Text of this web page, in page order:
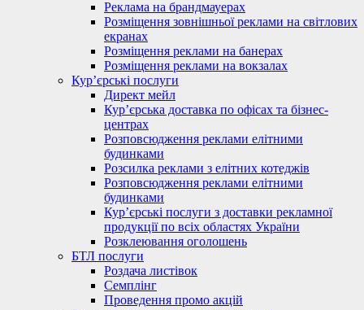
Реклама на брандмауерах
Розміщення зовнішньої реклами на світлових
екранах
Розміщення реклами на банерах
Розміщення реклами на вокзалах
Кур’єрські послуги
Директ мейл
Кур’єрська доставка по офісах та бізнес-
центрах
Розповсюдження реклами елітними
будинками
Розсилка реклами з елітних котеджів
Розповсюдження реклами елітними
будинками
Кур’єрські послуги з доставки рекламної
продукції по всіх областях України
Розклеювання оголошень
БТЛ послуги
Роздача листівок
Семплінг
Проведення промо акцій